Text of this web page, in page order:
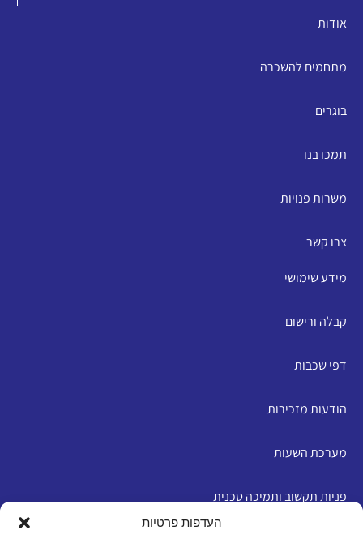
העדפות פרטיות
אודות
מתחמים להשכרה
בוגרים
תמכו בנו
משרות פנויות
צרו קשר
מידע שימושי
קבלה ורישום
דפי שכבות
הודעות מזכירות
מערכת השעות
פניות תקשוב ותמיכה טכנית